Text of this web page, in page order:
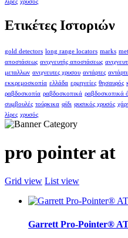
λίρες χρυσός
Ετικέτες Ιστοριών
gold detectors long range locators marks
αποστάσεως ανιχνευτής αποστάσεως
μεταλλων ανιχνευτες χρυσου αντάρτες
εκκρεμοσκοπία ελλάδα ερμηνείες θησαυρός
ραβδοσκοπία ραβδοσκοπικά ραβδοσκοπικά
συμβουλές τούρκικα φίδι φυσικός χρυσός
λίρες χρυσός
pro pointer at
Grid view List view
Garrett Pro-Pointer® AT